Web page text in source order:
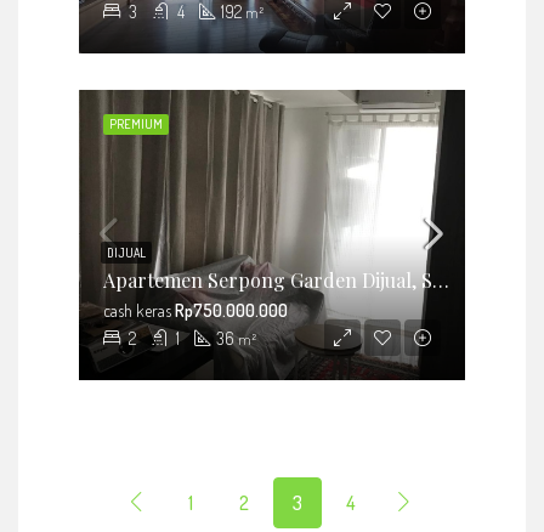
3 4 192 m²
Apartemen Serpong Garden Dijual, Siap Huni Dan Strategis
2 1 36 m²
cash kerasRp750.000.000
DIJUAL
PREMIUM
1 2 3 4